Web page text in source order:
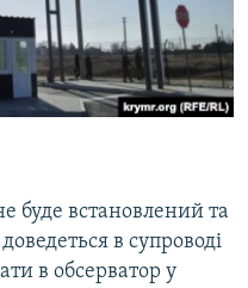
буде встановлений та
в супроводі
в обсерватор у